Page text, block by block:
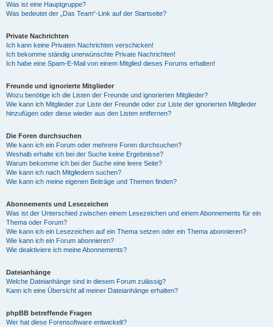
Was ist eine Hauptgruppe?
Was bedeutet der „Das Team“-Link auf der Startseite?
Private Nachrichten
Ich kann keine Privaten Nachrichten verschicken!
Ich bekomme ständig unerwünschte Private Nachrichten!
Ich habe eine Spam-E-Mail von einem Mitglied dieses Forums erhalten!
Freunde und ignorierte Mitglieder
Wozu benötige ich die Listen der Freunde und ignorierten Mitglieder?
Wie kann ich Mitglieder zur Liste der Freunde oder zur Liste der ignorierten Mitglieder
hinzufügen oder diese wieder aus den Listen entfernen?
Die Foren durchsuchen
Wie kann ich ein Forum oder mehrere Foren durchsuchen?
Weshalb erhalte ich bei der Suche keine Ergebnisse?
Warum bekomme ich bei der Suche eine leere Seite?
Wie kann ich nach Mitgliedern suchen?
Wie kann ich meine eigenen Beiträge und Themen finden?
Abonnements und Lesezeichen
Was ist der Unterschied zwischen einem Lesezeichen und einem Abonnements für ein
Thema oder Forum?
Wie kann ich ein Lesezeichen auf ein Thema setzen oder ein Thema abonnieren?
Wie kann ich ein Forum abonnieren?
Wie deaktiviere ich meine Abonnements?
Dateianhänge
Welche Dateianhänge sind in diesem Forum zulässig?
Kann ich eine Übersicht all meiner Dateianhänge erhalten?
phpBB betreffende Fragen
Wer hat diese Forensoftware entwickelt?